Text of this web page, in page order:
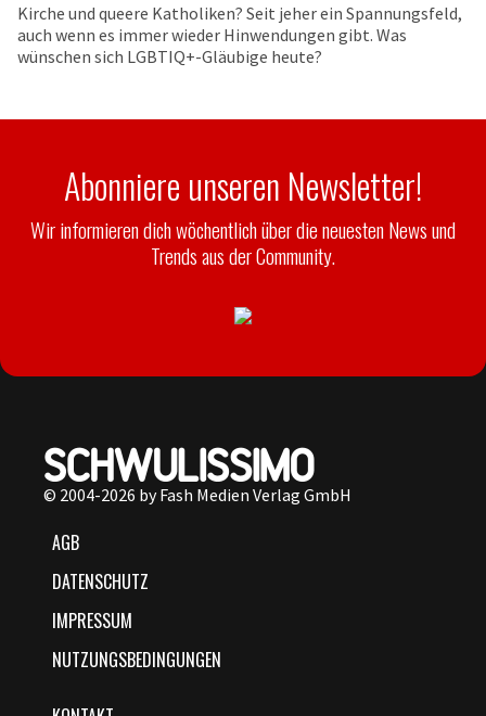
Kirche und queere Katholiken? Seit jeher ein Spannungsfeld,
auch wenn es immer wieder Hinwendungen gibt. Was
wünschen sich LGBTIQ+-Gläubige heute?
Abonniere unseren Newsletter!
Wir informieren dich wöchentlich über die neuesten News und
Trends aus der Community.
© 2004-2026 by Fash Medien Verlag GmbH
AGB
DATENSCHUTZ
IMPRESSUM
NUTZUNGSBEDINGUNGEN